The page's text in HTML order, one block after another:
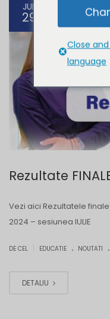
JUL
29
Rezultate
Vezi aici Rezultatele finale
2024 – sesiunea IULIE
DE CEL EDUCATIE . NOUTATI .
DETALIU
Close
language